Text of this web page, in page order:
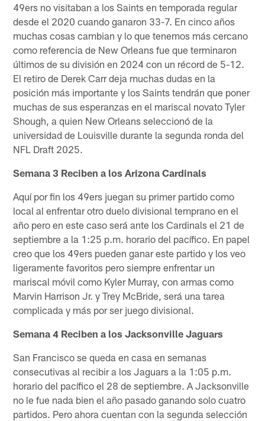
49ers no visitaban a los Saints en temporada regular
desde el 2020 cuando ganaron 33-7. En cinco años
muchas cosas cambian y lo que tenemos más cercano
como referencia de New Orleans fue que terminaron
últimos de su división en 2024 con un récord de 5-12.
El retiro de Derek Carr deja muchas dudas en la
posición más importante y los Saints tendrán que poner
muchas de sus esperanzas en el mariscal novato Tyler
Shough, a quien New Orleans seleccionó de la
universidad de Louisville durante la segunda ronda del
NFL Draft 2025.
Semana 3 Reciben a los Arizona Cardinals
Aquí por fin los 49ers juegan su primer partido como
local al enfrentar otro duelo divisional temprano en el
año pero en este caso será ante los Cardinals el 21 de
septiembre a la 1:25 p.m. horario del pacífico. En papel
creo que los 49ers pueden ganar este partido y los veo
ligeramente favoritos pero siempre enfrentar un
mariscal móvil como Kyler Murray, con armas como
Marvin Harrison Jr. y Trey McBride, será una tarea
complicada y más por ser juego divisional.
Semana 4 Reciben a los Jacksonville Jaguars
San Francisco se queda en casa en semanas
consecutivas al recibir a los Jaguars a la 1:05 p.m.
horario del pacífico el 28 de septiembre. A Jacksonville
no le fue nada bien el año pasado ganando solo cuatro
partidos. Pero ahora cuentan con la segunda selección